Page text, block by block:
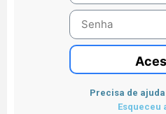
Precisa de
Esqueceu